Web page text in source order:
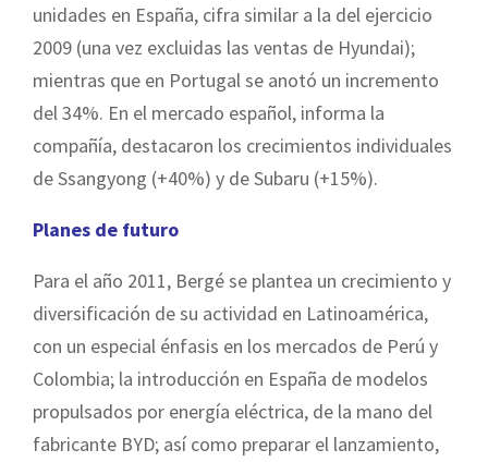
unidades en España, cifra similar a la del ejercicio
2009 (una vez excluidas las ventas de Hyundai);
mientras que en Portugal se anotó un incremento
del 34%. En el mercado español, informa la
compañía, destacaron los crecimientos individuales
de Ssangyong (+40%) y de Subaru (+15%).
Planes de futuro
Para el año 2011, Bergé se plantea un crecimiento y
diversificación de su actividad en Latinoamérica,
con un especial énfasis en los mercados de Perú y
Colombia; la introducción en España de modelos
propulsados por energía eléctrica, de la mano del
fabricante BYD; así como preparar el lanzamiento,